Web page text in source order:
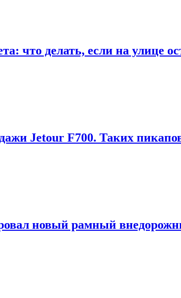
что делать, если на улице
Jetour F700. Таких
новый рамный